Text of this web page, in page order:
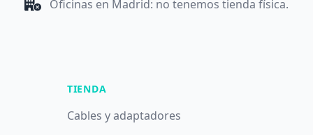
Oficinas en Madrid: no tenemos tienda física.
TIENDA
Cables y adaptadores